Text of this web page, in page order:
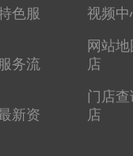
色服
服务流
新资
视频
网站地
店
门店
店